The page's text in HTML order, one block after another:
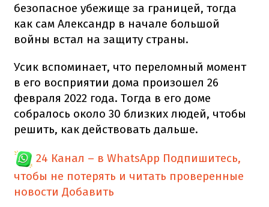
безопасное убежище за границей, тогда
как сам Александр в начале большой
войны встал на защиту страны.
Усик вспоминает, что переломный момент
в его восприятии дома произошел 26
февраля 2022 года. Тогда в его доме
собралось около 30 близких людей, чтобы
решить, как действовать дальше.
24 Канал – в WhatsApp Подпишитесь,
чтобы не потерять и читать проверенные
новости Добавить